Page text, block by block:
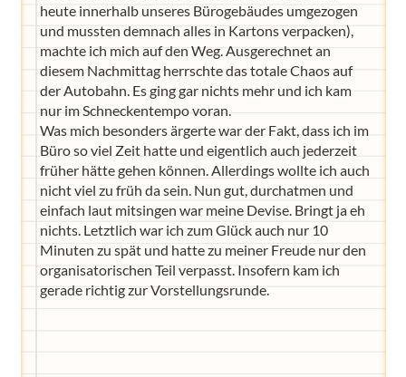
heute innerhalb unseres Bürogebäudes umgezogen
und mussten demnach alles in Kartons verpacken),
machte ich mich auf den Weg. Ausgerechnet an
diesem Nachmittag herrschte das totale Chaos auf
der Autobahn. Es ging gar nichts mehr und ich kam
nur im Schneckentempo voran.
Was mich besonders ärgerte war der Fakt, dass ich im
Büro so viel Zeit hatte und eigentlich auch jederzeit
früher hätte gehen können. Allerdings wollte ich auch
nicht viel zu früh da sein. Nun gut, durchatmen und
einfach laut mitsingen war meine Devise. Bringt ja eh
nichts. Letztlich war ich zum Glück auch nur 10
Minuten zu spät und hatte zu meiner Freude nur den
organisatorischen Teil verpasst. Insofern kam ich
gerade richtig zur Vorstellungsrunde.